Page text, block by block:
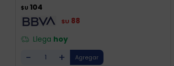
$U 104
$U 88
Llega hoy
- +